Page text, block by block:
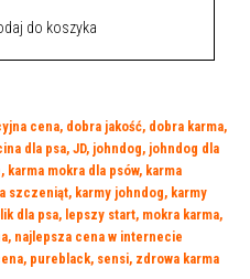
do koszyka
cena, dobra jakość, dobra karma,
dla psa, JD, johndog, johndog dla
, karma mokra dla psów, karma
szczeniąt, karmy johndog, karmy
dla psa, lepszy start, mokra karma,
, najlepsza cena w internecie
, pureblack, sensi, zdrowa karma